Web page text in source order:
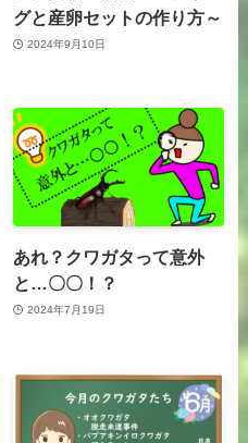
グと産卵セットの作り方～
2024年9月10日
あれ？クワガタって意外
と…〇〇！？
2024年7月19日